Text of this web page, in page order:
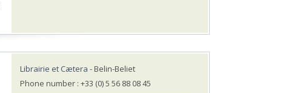
Librairie et Cætera - Belin-Beliet
Phone number : +33 (0) 5 56 88 08 45